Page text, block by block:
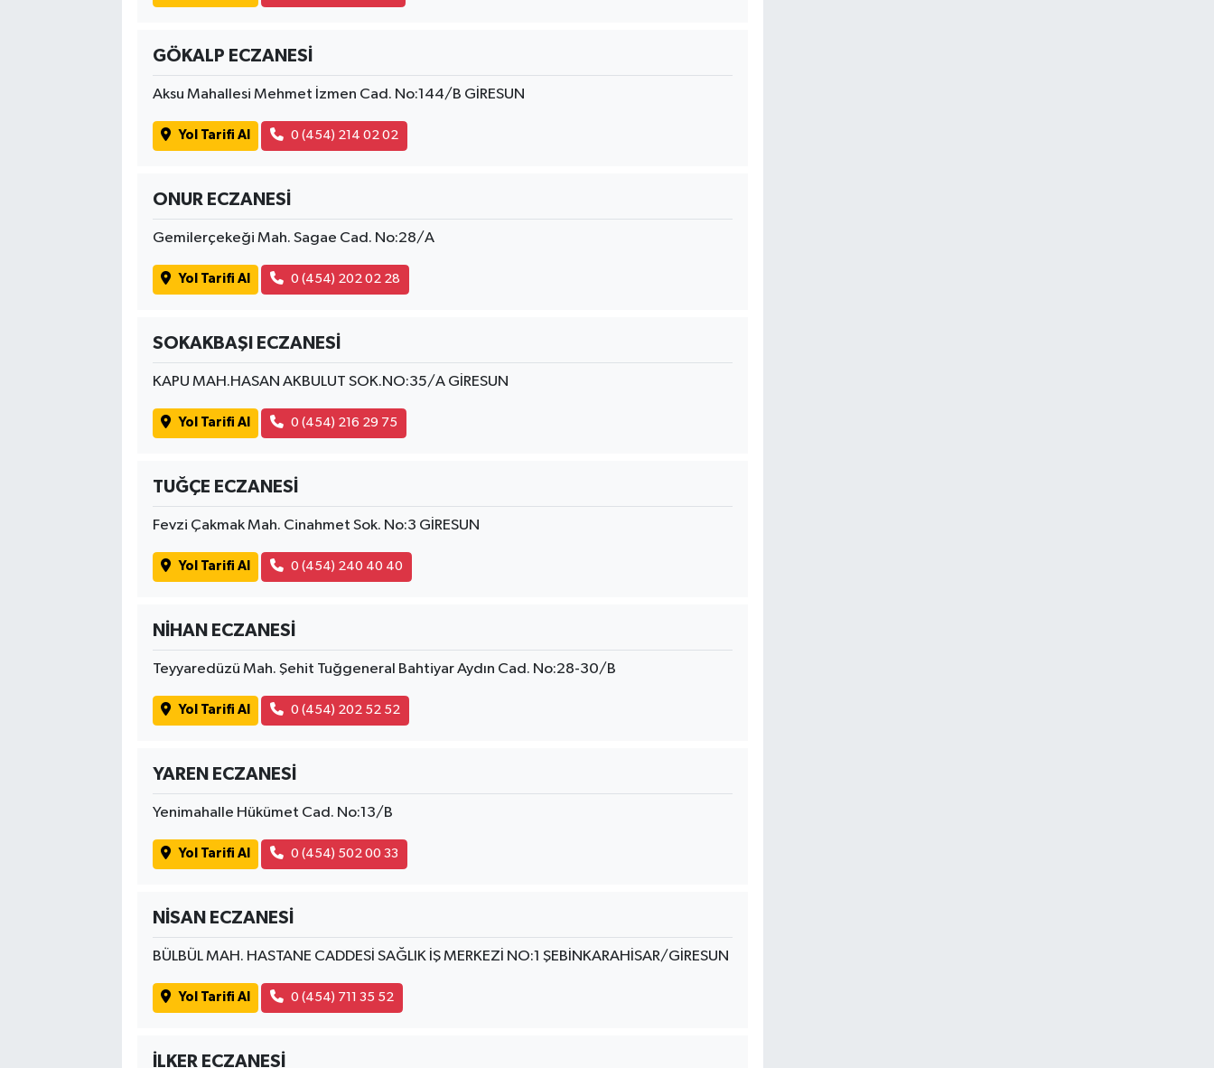
GÖKALP ECZANESİ
Aksu Mahallesi Mehmet İzmen Cad. No:144/B GİRESUN
Yol Tarifi Al 0 (454) 214 02 02
ONUR ECZANESİ
Gemilerçekeği Mah. Sagae Cad. No:28/A
Yol Tarifi Al 0 (454) 202 02 28
SOKAKBAŞI ECZANESİ
KAPU MAH.HASAN AKBULUT SOK.NO:35/A GİRESUN
Yol Tarifi Al 0 (454) 216 29 75
TUĞÇE ECZANESİ
Fevzi Çakmak Mah. Cinahmet Sok. No:3 GİRESUN
Yol Tarifi Al 0 (454) 240 40 40
NİHAN ECZANESİ
Teyyaredüzü Mah. Şehit Tuğgeneral Bahtiyar Aydın Cad. No:28-30/B
Yol Tarifi Al 0 (454) 202 52 52
YAREN ECZANESİ
Yenimahalle Hükümet Cad. No:13/B
Yol Tarifi Al 0 (454) 502 00 33
NİSAN ECZANESİ
BÜLBÜL MAH. HASTANE CADDESİ SAĞLIK İŞ MERKEZİ NO:1 ŞEBİNKARAHİSAR/GİRESUN
Yol Tarifi Al 0 (454) 711 35 52
İLKER ECZANESİ